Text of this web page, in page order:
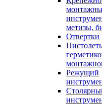
метизы,
Отвертки
Режущий